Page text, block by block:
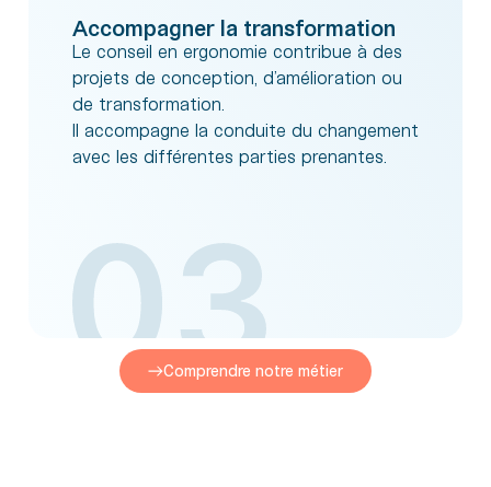
Accompagner la transformation
Le conseil en ergonomie contribue à des
projets de conception, d’amélioration ou
de transformation.
Il accompagne la conduite du changement
avec les différentes parties prenantes.
Comprendre notre métier